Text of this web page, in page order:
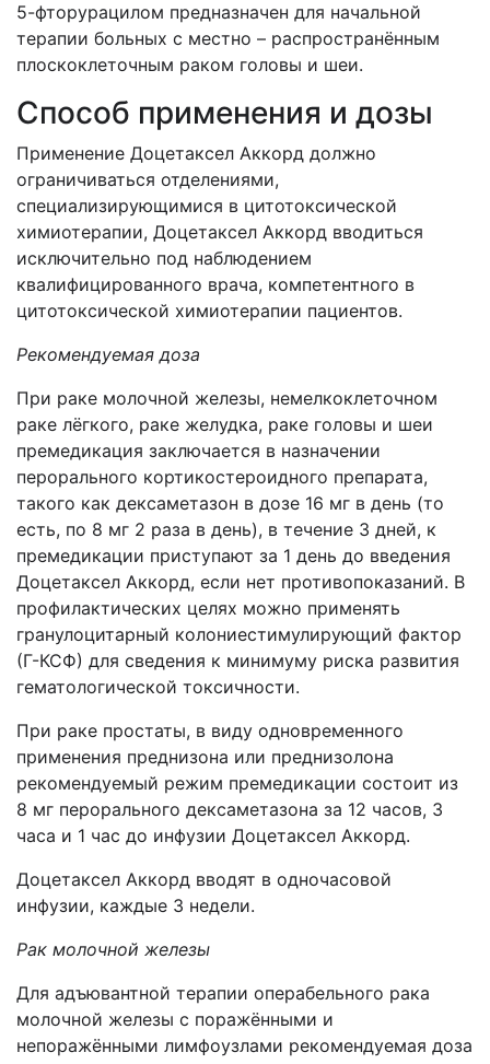
5-фторурацилом предназначен для начальной
терапии больных с местно – распространённым
плоскоклеточным раком головы и шеи.
Способ применения и дозы
Применение Доцетаксел Аккорд должно
ограничиваться отделениями,
специализирующимися в цитотоксической
химиотерапии, Доцетаксел Аккорд вводиться
исключительно под наблюдением
квалифицированного врача, компетентного в
цитотоксической химиотерапии пациентов.
Рекомендуемая доза
При раке молочной железы, немелкоклеточном
раке лёгкого, раке желудка, раке головы и шеи
премедикация заключается в назначении
перорального кортикостероидного препарата,
такого как дексаметазон в дозе 16 мг в день (то
есть, по 8 мг 2 раза в день), в течение 3 дней, к
премедикации приступают за 1 день до введения
Доцетаксел Аккорд, если нет противопоказаний. В
профилактических целях можно применять
гранулоцитарный колониестимулирующий фактор
(Г-КСФ) для сведения к минимуму риска развития
гематологической токсичности.
При раке простаты, в виду одновременного
применения преднизона или преднизолона
рекомендуемый режим премедикации состоит из
8 мг перорального дексаметазона за 12 часов, 3
часа и 1 час до инфузии Доцетаксел Аккорд.
Доцетаксел Аккорд вводят в одночасовой
инфузии, каждые 3 недели.
Рак молочной железы
Для адъювантной терапии операбельного рака
молочной железы с поражёнными и
непоражёнными лимфоузлами рекомендуемая доза